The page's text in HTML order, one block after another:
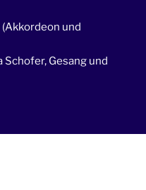
(Akkordeon und
Schofer, Gesang und